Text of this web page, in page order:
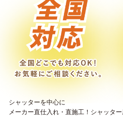
シャッターを中心に
メーカー直仕入れ・直施工！シャッタ